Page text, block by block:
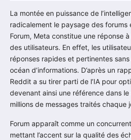
La montée en puissance de
radicalement le paysage des forums
Forum, Meta constitue une réponse
des utilisateurs. En effet, les
réponses rapides et pertinentes
océan d’informations. D’après un
Reddit a su tirer parti de l’IA pour
devenant ainsi une référence dans
millions de messages traités chaque
Forum apparaît comme un
mettant l’accent sur la qualité des